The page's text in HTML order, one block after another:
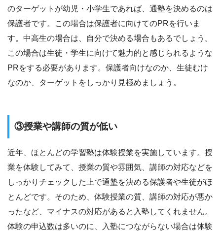
のターゲットが幼児・小学生であれば、通塾を決めるのは
保護者です。この場合は保護者に向けてのPRを行いま
す。中高生の場合は、自分で決める場合もあるでしょう。
この場合は生徒・学生に向けて魅力的と感じられるような
PRをする必要があります。保護者向けなのか、生徒むけ
なのか、ターゲットをしっかり見極めましょう。
③授業や講師の質が低い
近年、ほとんどの学習塾は体験授業を実施しています。授
業を体験してみて、授業の質や雰囲気、講師の対応などを
しっかりチェックした上で通塾を決める保護者や生徒がほ
とんどです。そのため、体験授業の質、講師の対応が悪か
ったなど、マイナスの対応があると入塾してくれません。
体験の申込数は多いのに、入塾につながらない場合は体験